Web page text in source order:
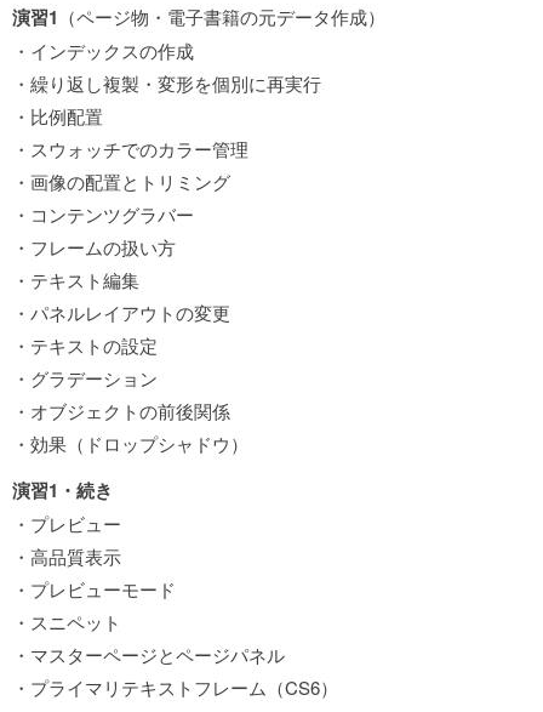
演習1 （ページ物・電子書籍の元データ作成）
・インデックスの作成
・繰り返し複製・変形を個別に再実行
・比例配置
・スウォッチでのカラー管理
・画像の配置とトリミング
・コンテンツグラバー
・フレームの扱い方
・テキスト編集
・パネルレイアウトの変更
・テキストの設定
・グラデーション
・オブジェクトの前後関係
・効果（ドロップシャドウ）
演習1・続き
・プレビュー
・高品質表示
・プレビューモード
・スニペット
・マスターページとページパネル
・プライマリテキストフレーム（CS6）